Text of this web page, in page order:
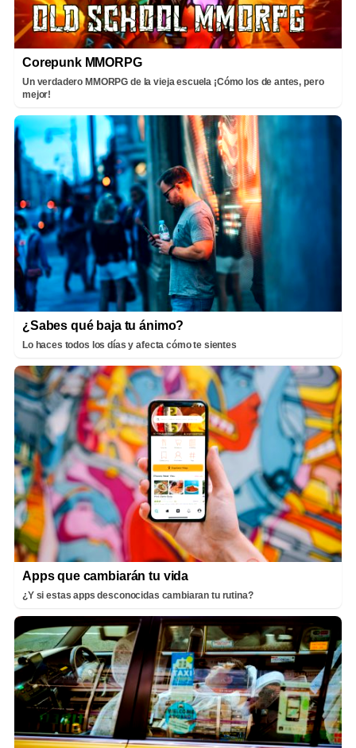
Corepunk MMORPG
Un verdadero MMORPG de la vieja escuela ¡Cómo los de antes, pero
mejor!
¿Sabes qué baja tu ánimo?
Lo haces todos los días y afecta cómo te sientes
Apps que cambiarán tu vida
¿Y si estas apps desconocidas cambiaran tu rutina?